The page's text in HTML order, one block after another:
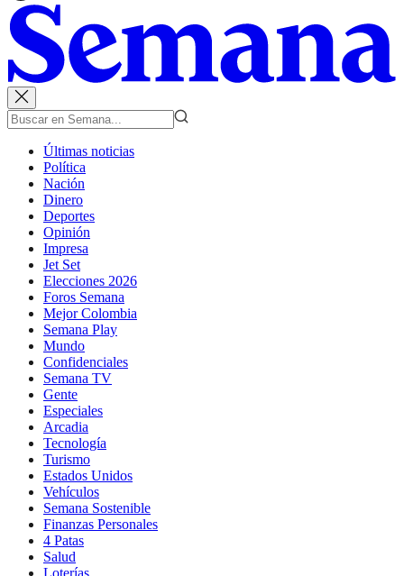
Últimas noticias
Política
Nación
Dinero
Deportes
Opinión
Impresa
Jet Set
Elecciones 2026
Foros Semana
Mejor Colombia
Semana Play
Mundo
Confidenciales
Semana TV
Gente
Especiales
Arcadia
Tecnología
Turismo
Estados Unidos
Vehículos
Semana Sostenible
Finanzas Personales
4 Patas
Salud
Loterías